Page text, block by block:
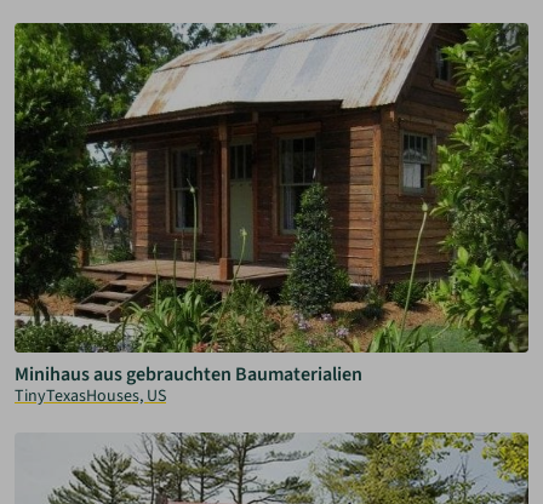
Minihaus aus gebrauchten Baumaterialien
TinyTexasHouses, US